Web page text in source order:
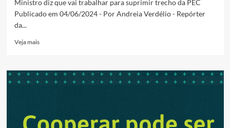
Ministro diz que vai trabalhar para suprimir trecho da PEC
Publicado em 04/06/2024 - Por Andreia Verdélio - Repórter
da...
Veja maisRead
Governo
pode